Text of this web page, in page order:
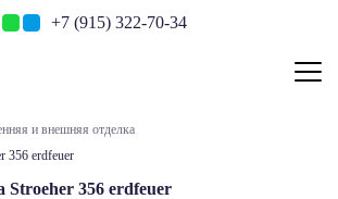
+7 (915) 322-70-34
и внешняя отделка
356 erdfeuer
Stroeher 356 erdfeuer